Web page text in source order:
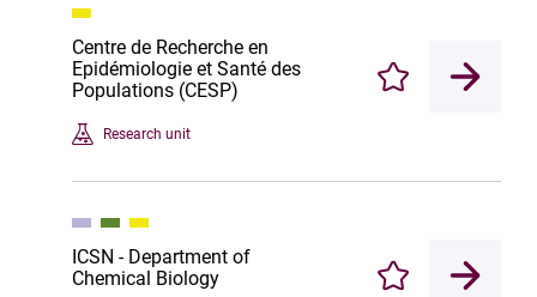
Centre de Recherche en
Epidémiologie et Santé des
Populations (CESP)
Research unit
Enregistrer
ICSN - Department of
Chemical Biology
Enregistrer